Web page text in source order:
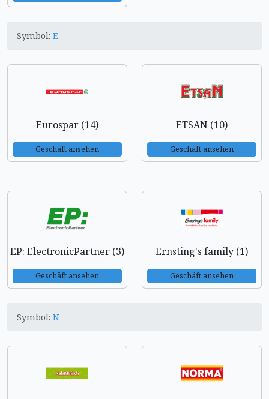
Symbol: E
Eurospar (14)
Geschäft ansehen
ETSAN (10)
Geschäft ansehen
EP: ElectronicPartner (3)
Geschäft ansehen
Ernsting's family (1)
Geschäft ansehen
Symbol: N